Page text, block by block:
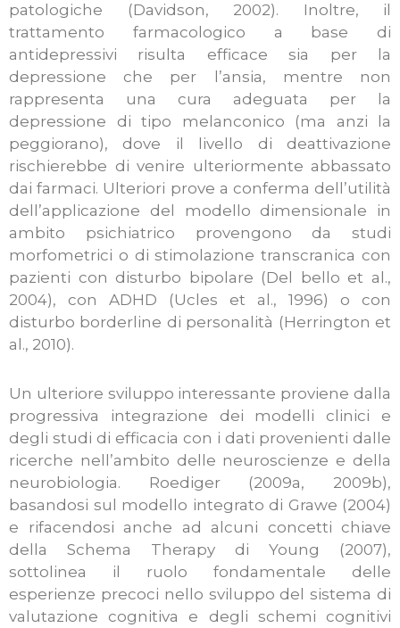
patologiche (Davidson, 2002). Inoltre, il
trattamento farmacologico a base di
antidepressivi risulta efficace sia per la
depressione che per l’ansia, mentre non
rappresenta una cura adeguata per la
depressione di tipo melanconico (ma anzi la
peggiorano), dove il livello di deattivazione
rischierebbe di venire ulteriormente abbassato
dai farmaci. Ulteriori prove a conferma dell’utilità
dell’applicazione del modello dimensionale in
ambito psichiatrico provengono da studi
morfometrici o di stimolazione transcranica con
pazienti con disturbo bipolare (Del bello et al.,
2004), con ADHD (Ucles et al., 1996) o con
disturbo borderline di personalità (Herrington et
al., 2010).
Un ulteriore sviluppo interessante proviene dalla
progressiva integrazione dei modelli clinici e
degli studi di efficacia con i dati provenienti dalle
ricerche nell’ambito delle neuroscienze e della
neurobiologia. Roediger (2009a, 2009b),
basandosi sul modello integrato di Grawe (2004)
e rifacendosi anche ad alcuni concetti chiave
della Schema Therapy di Young (2007),
sottolinea il ruolo fondamentale delle
esperienze precoci nello sviluppo del sistema di
valutazione cognitiva e degli schemi cognitivi